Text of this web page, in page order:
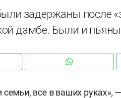
задержаны после
дамбе. Были и
семьи, все в ваших